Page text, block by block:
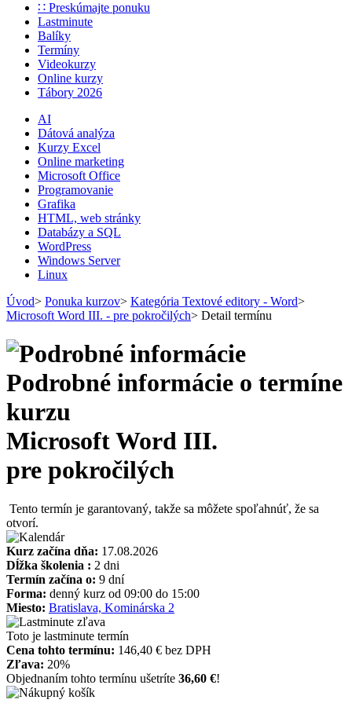
∷ Preskúmajte ponuku
Lastminute
Balíky
Termíny
Videokurzy
Online kurzy
Tábory 2026
AI
Dátová analýza
Kurzy Excel
Online marketing
Microsoft Office
Programovanie
Grafika
HTML, web stránky
Databázy a SQL
WordPress
Windows Server
Linux
Úvod> Ponuka kurzov> Kategória Textové editory - Word>
Microsoft Word III. - pre pokročilých> Detail termínu
Podrobné informácie o termíne
kurzu
Microsoft Word III.
pre pokročilých
Tento termín je garantovaný, takže sa môžete spoľahnúť, že sa
otvorí.
Kurz začína dňa: 17.08.2026
Dĺžka školenia : 2 dni
Termín začína o: 9 dní
Forma: denný kurz od 09:00 do 15:00
Miesto: Bratislava, Kominárska 2
Toto je lastminute termín
Cena tohto termínu: 146,40 € bez DPH
Zľava: 20%
Objednaním tohto termínu ušetríte 36,60 €!